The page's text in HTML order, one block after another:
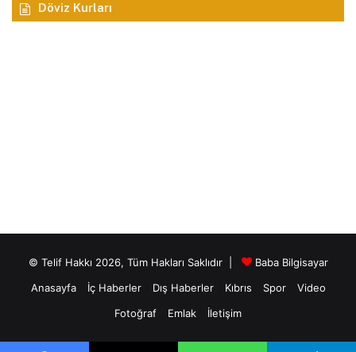
Döviz Kurları
© Telif Hakkı 2026, Tüm Hakları Saklıdır |
Baba Bilgisayar
Anasayfa
İç Haberler Dış Haberler Kıbrıs Spor
Video
Fotoğraf
Emlak İletişim